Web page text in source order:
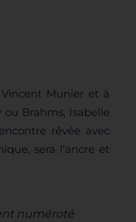
Munier et à
Brahms, Isabelle
rêvée avec
sera l’ancre et
numéroté